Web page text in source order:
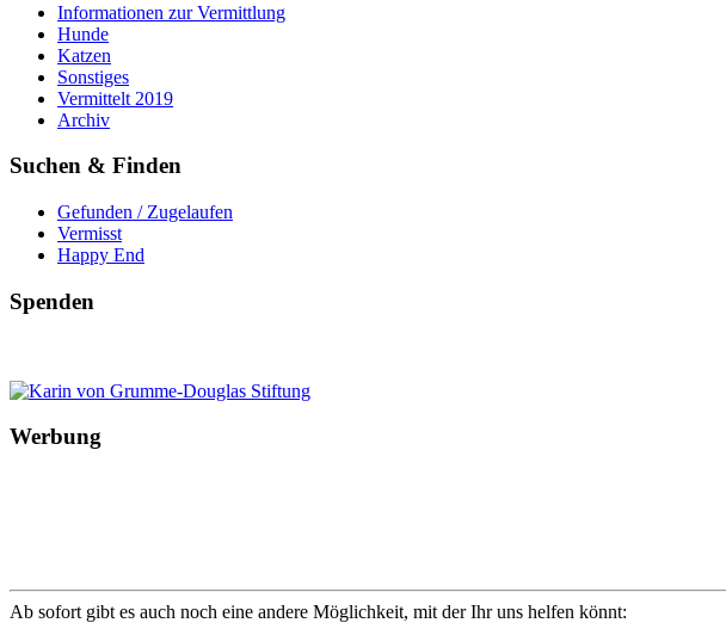
Informationen zur Vermittlung
Hunde
Katzen
Sonstiges
Vermittelt 2019
Archiv
Suchen & Finden
Gefunden / Zugelaufen
Vermisst
Happy End
Spenden
Werbung
Ab sofort gibt es auch noch eine andere Möglichkeit, mit der Ihr uns helfen könnt: